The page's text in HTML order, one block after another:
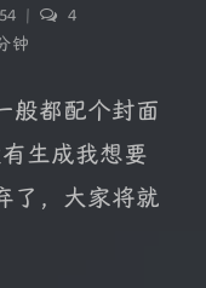
|
4
钟
般都配个封面
生成我想要
了，大家将就